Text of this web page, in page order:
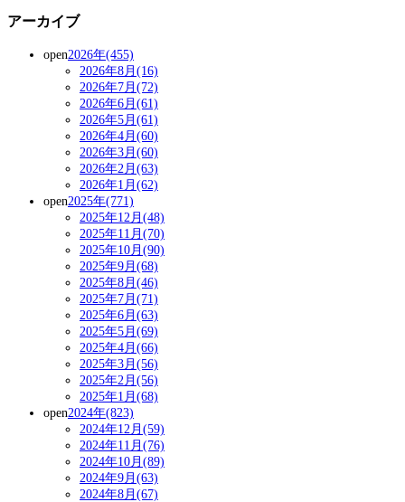
アーカイブ
open2026年(455)
2026年8月(16)
2026年7月(72)
2026年6月(61)
2026年5月(61)
2026年4月(60)
2026年3月(60)
2026年2月(63)
2026年1月(62)
open2025年(771)
2025年12月(48)
2025年11月(70)
2025年10月(90)
2025年9月(68)
2025年8月(46)
2025年7月(71)
2025年6月(63)
2025年5月(69)
2025年4月(66)
2025年3月(56)
2025年2月(56)
2025年1月(68)
open2024年(823)
2024年12月(59)
2024年11月(76)
2024年10月(89)
2024年9月(63)
2024年8月(67)